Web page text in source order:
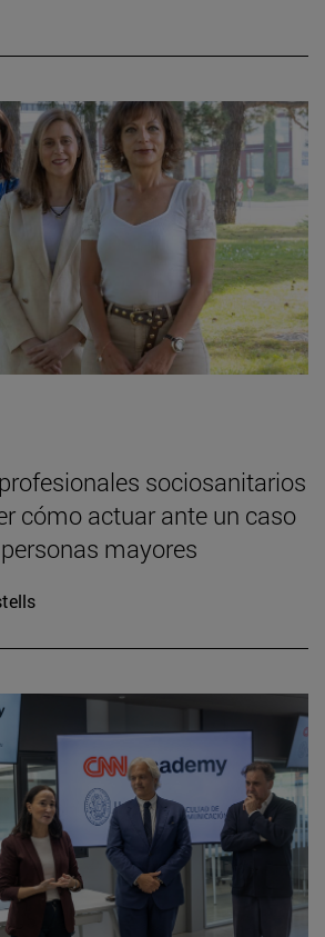
sociosanitarios
cómo actuar ante un caso
mayores